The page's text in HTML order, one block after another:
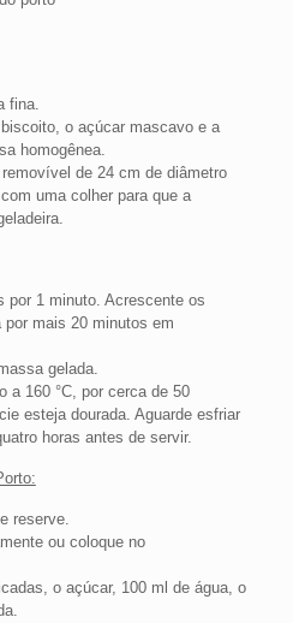
fina.
o açúcar mascavo e a
homogênea.
de 24 cm de diâmetro
uma colher para que a
por 1 minuto. Acrescente os
mais 20 minutos em
gelada.
a 160 °C, por cerca de 50
esteja dourada. Aguarde esfriar
horas antes de servir.
reserve.
ou coloque no
o açúcar, 100 ml de água, o